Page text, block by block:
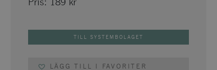
Pris: 189 kr
TILL SYSTEMBOLAGET
LÄGG TILL I FAVORITER